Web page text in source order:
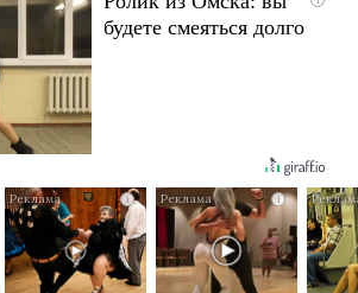
будете смеяться долго
i i